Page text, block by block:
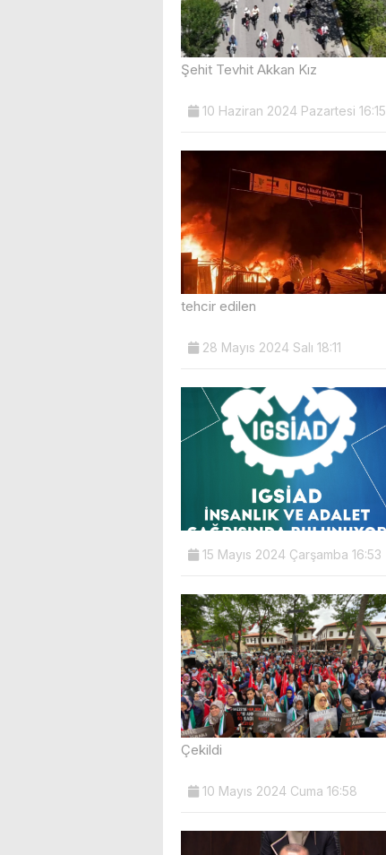
Şehit Tevhit Akkan Kız
10 Haziran 2024 Pazartesi 16:15
tehcir edilen
28 Mayıs 2024 Salı 18:11
15 Mayıs 2024 Çarşamba 16:53
Çekildi
10 Mayıs 2024 Cuma 16:58